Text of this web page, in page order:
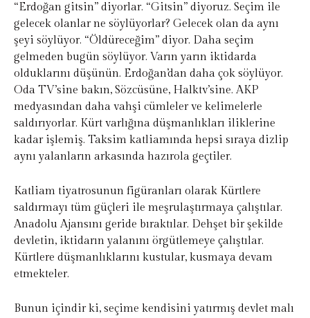
“Erdoğan gitsin” diyorlar. “Gitsin” diyoruz. Seçim ile
gelecek olanlar ne söylüyorlar? Gelecek olan da aynı
şeyi söylüyor. “Öldüreceğim” diyor. Daha seçim
gelmeden bugün söylüyor. Varın yarın iktidarda
olduklarını düşünün. Erdoğan’dan daha çok söylüyor.
Oda TV’sine bakın, Sözcüsüne, Halktv’sine. AKP
medyasından daha vahşi cümleler ve kelimelerle
saldırıyorlar. Kürt varlığına düşmanlıkları iliklerine
kadar işlemiş. Taksim katliamında hepsi sıraya dizlip
aynı yalanların arkasında hazırola geçtiler.
Katliam tiyatrosunun figüranları olarak Kürtlere
saldırmayı tüm güçleri ile meşrulaştırmaya çalıştılar.
Anadolu Ajansını geride bıraktılar. Dehşet bir şekilde
devletin, iktidarın yalanını örgütlemeye çalıştılar.
Kürtlere düşmanlıklarını kustular, kusmaya devam
etmekteler.
Bunun içindir ki, seçime kendisini yatırmış devlet malı